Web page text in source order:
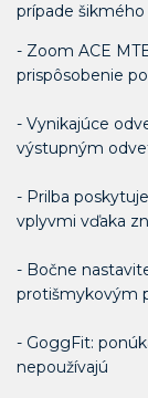
prípade šikmého
- Zoom ACE
prispôsobenie
- Vynikajúce
výstupným
- Prilba
vplyvmi vďaka
- Bočne
protišmykovým
- GoggFit:
nepoužívajú